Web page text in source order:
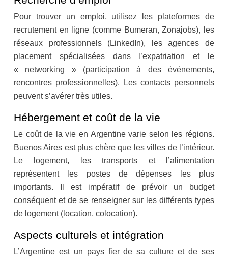
Pour trouver un emploi, utilisez les plateformes de
recrutement en ligne (comme Bumeran, Zonajobs), les
réseaux professionnels (LinkedIn), les agences de
placement spécialisées dans l’expatriation et le
« networking » (participation à des événements,
rencontres professionnelles). Les contacts personnels
peuvent s’avérer très utiles.
Hébergement et coût de la vie
Le coût de la vie en Argentine varie selon les régions.
Buenos Aires est plus chère que les villes de l’intérieur.
Le logement, les transports et l’alimentation
représentent les postes de dépenses les plus
importants. Il est impératif de prévoir un budget
conséquent et de se renseigner sur les différents types
de logement (location, colocation).
Aspects culturels et intégration
L’Argentine est un pays fier de sa culture et de ses